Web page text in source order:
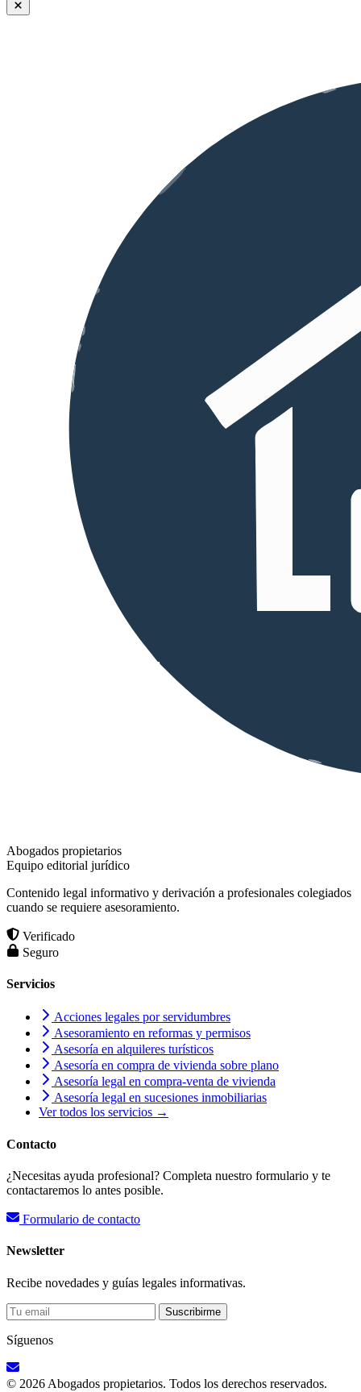
Abogados propietarios
Equipo editorial jurídico
Contenido legal informativo y derivación a profesionales colegiados
cuando se requiere asesoramiento.
Verificado
Seguro
Servicios
Acciones legales por servidumbres
Asesoramiento en reformas y permisos
Asesoría en alquileres turísticos
Asesoría en compra de vivienda sobre plano
Asesoría legal en compra-venta de vivienda
Asesoría legal en sucesiones inmobiliarias
Ver todos los servicios →
Contacto
¿Necesitas ayuda profesional? Completa nuestro formulario y te
contactaremos lo antes posible.
Formulario de contacto
Newsletter
Recibe novedades y guías legales informativas.
Suscribirme
Síguenos
© 2026 Abogados propietarios. Todos los derechos reservados.